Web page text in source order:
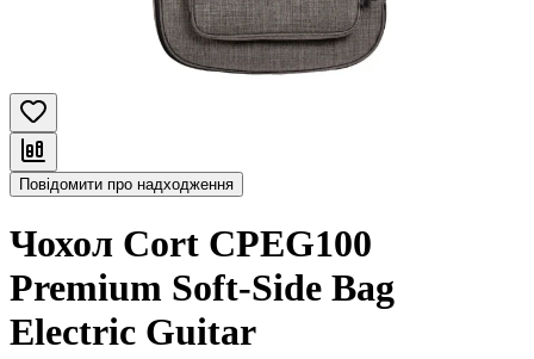
Повідомити про надходження
Чохол Cort CPEG100
Premium Soft-Side Bag
Electric Guitar